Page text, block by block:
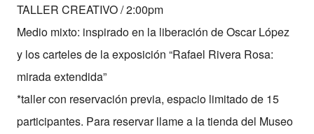
TALLER CREATIVO / 2:00pm
Medio mixto: inspirado en la liberación de Oscar López
y los carteles de la exposición “Rafael Rivera Rosa:
mirada extendida”
*taller con reservación previa, espacio limitado de 15
participantes. Para reservar llame a la tienda del Museo